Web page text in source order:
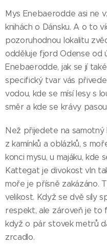
Mys Enebaerodde asi ne
knihách o Dánsku. A o to
pozoruhodnou lokalitu
odděluje fjord Odense od
Enebaerodde, jak se jí
specifický tvar vás
vodou, kde se mísí lesy s
směr a kde se krávy
Než přijedete na
z kamínků a oblázků, s
konci mysu, u majáku, kde
Kattegat je divokost vln
moře je přísně zakázáno.
velikost. Když se dvě síly
respekt, ale zároveň je to
když o pár stovek metrů
zrcadlo.